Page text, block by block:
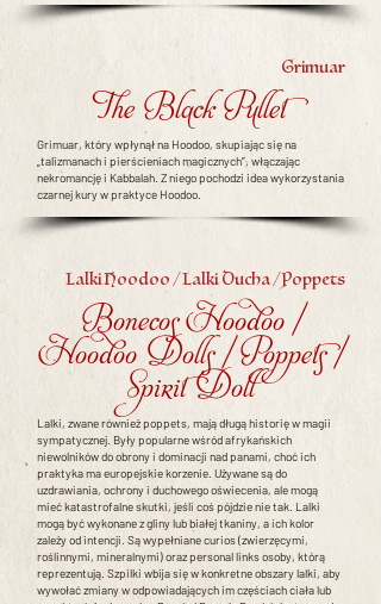
Grimuar
The Black Pullet
Grimuar, który wpłynął na Hoodoo, skupiając się na
„talizmanach i pierścieniach magicznych”, włączając
nekromancję i Kabbalah. Z niego pochodzi idea wykorzystania
czarnej kury w praktyce Hoodoo.
Lalki Hoodoo / Lalki Ducha / Poppets
Bonecos Hoodoo /
Hoodoo Dolls / Poppets /
Spirit Doll
Lalki, zwane również poppets, mają długą historię w magii
sympatycznej. Były popularne wśród afrykańskich
niewolników do obrony i dominacji nad panami, choć ich
praktyka ma europejskie korzenie. Używane są do
uzdrawiania, ochrony i duchowego oświecenia, ale mogą
mieć katastrofalne skutki, jeśli coś pójdzie nie tak. Lalki
mogą być wykonane z gliny lub białej tkaniny, a ich kolor
zależy od intencji. Są wypełniane curios (zwierzęcymi,
roślinnymi, mineralnymi) oraz personal links osoby, którą
reprezentują. Szpilki wbija się w konkretne obszary lalki, aby
wywołać zmiany w odpowiadających im częściach ciała lub